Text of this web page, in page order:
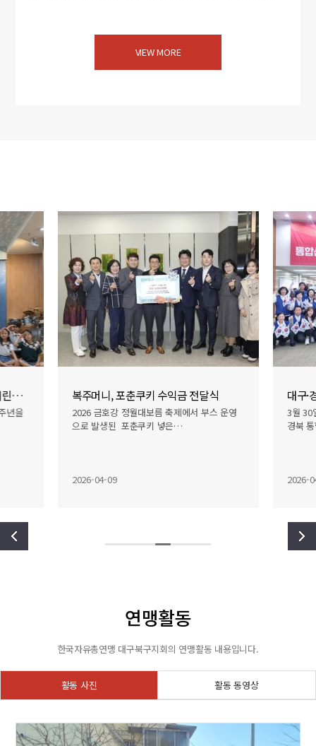
VIEW MORE
참전영웅과 함께하는 6.25전쟁 어린이 교육
년을
복주머니, 포춘쿠키 수익금 전달식
2026 금호강 정월대보름 축제에서 부스 운영
으로 발생된 포춘쿠키 넣은…
2026-04-09
3월 30
경북
2026-
연맹활동
한국자유총연맹 대구북구지회의 연맹활동 내용입니다.
활동 사진 활동 동영상